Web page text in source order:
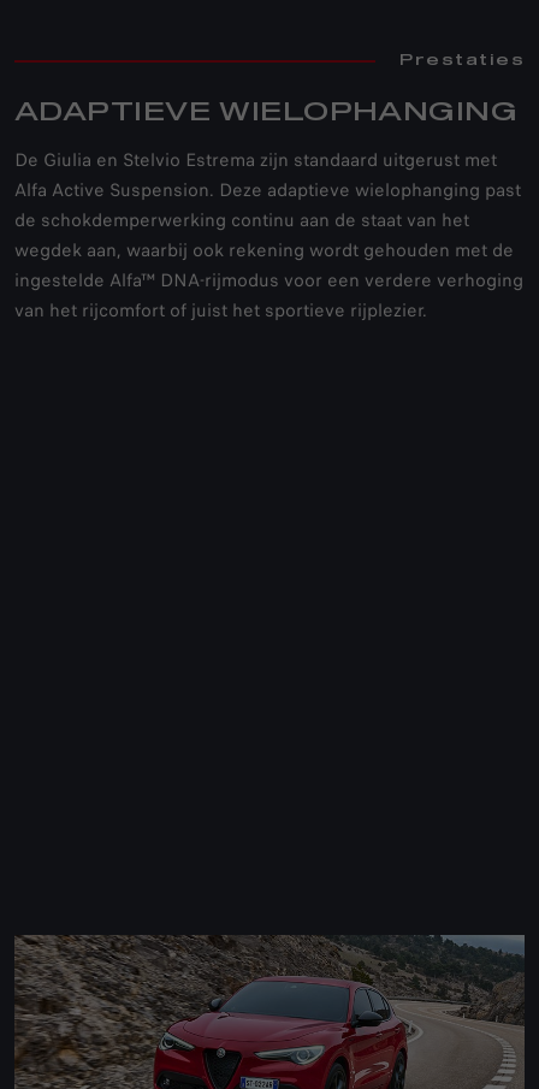
Prestaties
ADAPTIEVE WIELOPHANGING
De Giulia en Stelvio Estrema zijn standaard uitgerust met
Alfa Active Suspension. Deze adaptieve wielophanging past
de schokdemperwerking continu aan de staat van het
wegdek aan, waarbij ook rekening wordt gehouden met de
ingestelde Alfa™ DNA-rijmodus voor een verdere verhoging
van het rijcomfort of juist het sportieve rijplezier.